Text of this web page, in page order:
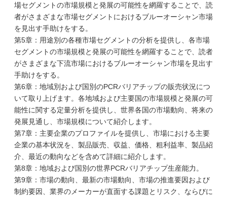
場セグメントの市場規模と発展の可能性を網羅することで、読
者がさまざまな市場セグメントにおけるブルーオーシャン市場
を見出す手助けをする。
第5章：用途別の各種市場セグメントの分析を提供し、各市場
セグメントの市場規模と発展の可能性を網羅することで、読者
がさまざまな下流市場におけるブルーオーシャン市場を見出す
手助けをする。
第6章：地域別および国別のPCRバリアチップの販売状況につ
いて取り上げます。各地域および主要国の市場規模と発展の可
能性に関する定量分析を提供し、世界各国の市場動向、将来の
発展見通し、市場規模について紹介します。
第7章：主要企業のプロファイルを提供し、市場における主要
企業の基本状況を、製品販売、収益、価格、粗利益率、製品紹
介、最近の動向などを含めて詳細に紹介します。
第8章：地域および国別の世界PCRバリアチップ生産能力。
第9章：市場の動向、最新の市場動向、市場の推進要因および
制約要因、業界のメーカーが直面する課題とリスク、ならびに